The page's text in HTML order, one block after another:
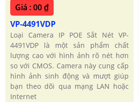
Giá : 00 ₫
VP-4491VDP
Loại Camera IP POE Sắt Nét VP-
4491VDP là một sản phẩm chất
lượng cao với hình ảnh rõ nét hơn
so với CMOS. Camera này cung cấp
hình ảnh sinh động và mượt giúp
bạn theo dõi qua mạng LAN hoặc
Internet